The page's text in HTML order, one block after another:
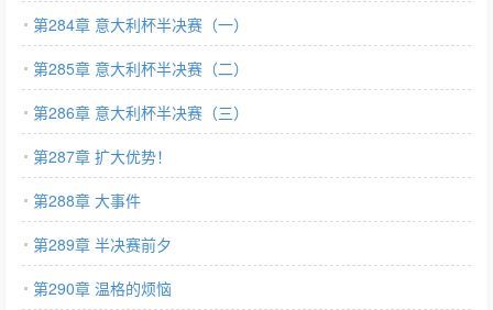
第284章 意大利杯半决赛（一）
第285章 意大利杯半决赛（二）
第286章 意大利杯半决赛（三）
第287章 扩大优势！
第288章 大事件
第289章 半决赛前夕
第290章 温格的烦恼